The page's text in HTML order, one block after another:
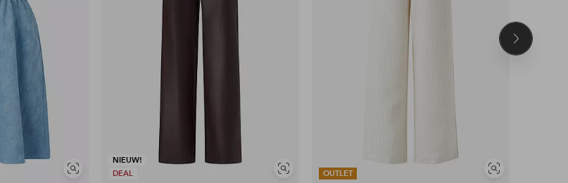
Soortgelijke
NIEUW!
DEAL
SoortgelijkeOUTLET
Soortgelijke
Volgend